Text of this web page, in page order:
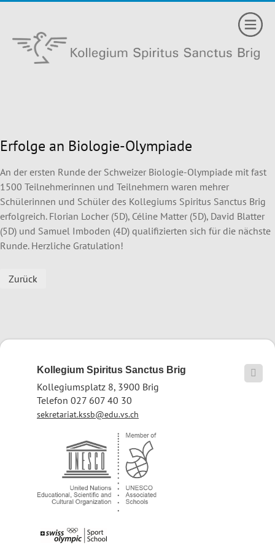
Erfolge an Biologie-Olympiade
An der ersten Runde der Schweizer Biologie-Olympiade mit fast
1500 Teilnehmerinnen und Teilnehmern waren mehrer
Schülerinnen und Schüler des Kollegiums Spiritus Sanctus Brig
erfolgreich. Florian Locher (5D), Céline Matter (5D), David Blatter
(5D) und Samuel Imboden (4D) qualifizierten sich für die nächste
Runde. Herzliche Gratulation!
Zurück
Kollegium Spiritus Sanctus Brig
Kollegiumsplatz 8, 3900 Brig
Telefon 027 607 40 30
sekretariat.kssb@edu.vs.ch
